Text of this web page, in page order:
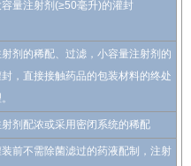
容量注射剂(≥50毫升)的灌封
剂的稀配、过滤，小容量注射剂的
，直接接触药品的包装材料的终处
剂配浓或采用密闭系统的稀配
前不需除菌滤过的药液配制，注射